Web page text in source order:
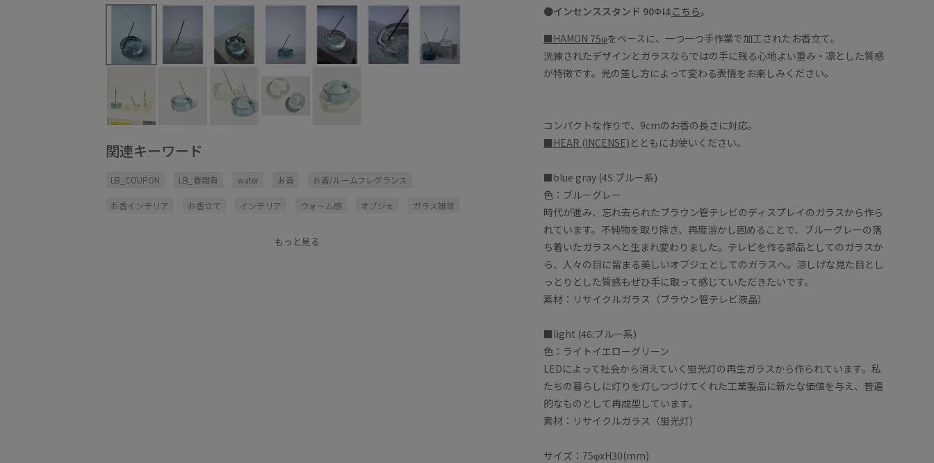
関連キーワード
LB_COUPON LB_春雑貨 water お香 お香/ルームフレグランス
お香インテリア お香立て インテリア ウォーム感 オブジェ ガラス雑貨
もっと見る
●インセンススタンド 90Φはこちら。
■HAMON 75φをベースに、一つ一つ手作業で加工されたお香立て。
洗練されたデザインとガラスならではの手に残る心地よい重み・凛とした質感
が特徴です。光の差し方によって変わる表情をお楽しみください。
コンパクトな作りで、9cmのお香の長さに対応。
■HEAR (INCENSE) とともにお使いください。
■blue gray (45:ブルー系)
色：ブルーグレー
時代が進み、忘れ去られたブラウン管テレビのディスプレイのガラスから作ら
れています。不純物を取り除き、再度溶かし固めることで、ブルーグレーの落
ち着いたガラスへと生まれ変わりました。テレビを作る部品としてのガラスか
ら、人々の目に留まる美しいオブジェとしてのガラスへ。涼しげな見た目とし
っとりとした質感もぜひ手に取って感じていただきたいです。
素材：リサイクルガラス（ブラウン管テレビ液晶）
■light (46:ブルー系)
色：ライトイエローグリーン
LEDによって社会から消えていく蛍光灯の再生ガラスから作られています。私
たちの暮らしに灯りを灯しつづけてくれた工業製品に新たな価値を与え、普遍
的なものとして再成型しています。
素材：リサイクルガラス（蛍光灯）
サイズ：75φxH30(mm)